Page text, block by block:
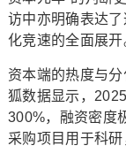
访中亦明确表达
化竞速的全面展开
资本端的热度与
狐数据显示，
300%，融资密度
采购项目用于科研